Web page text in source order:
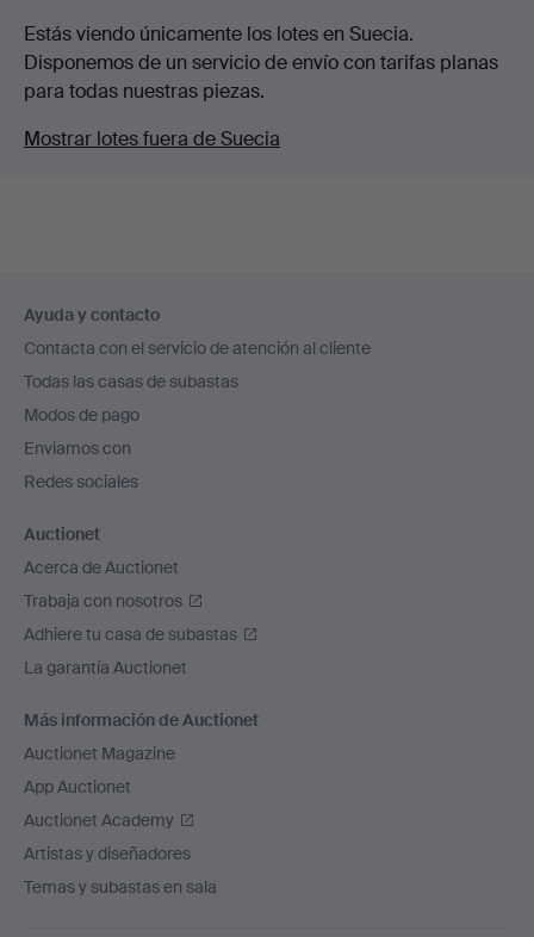
Estás viendo únicamente los lotes en Suecia.
Disponemos de un servicio de envío con tarifas planas
para todas nuestras piezas.
Mostrar lotes fuera de Suecia
en
el
pie
de
página
Ayuda y contacto
Contacta con el servicio de atención al cliente
Todas las casas de subastas
Modos de pago
Enviamos con
Redes sociales
Auctionet
Acerca de Auctionet
Trabaja con nosotros
Adhiere tu casa de subastas
La garantía Auctionet
Más información de Auctionet
Auctionet Magazine
App Auctionet
Auctionet Academy
Artistas y diseñadores
Temas y subastas en sala